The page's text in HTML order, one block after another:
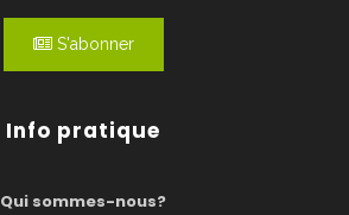
S'abonner
Info pratique
Qui sommes-nous?